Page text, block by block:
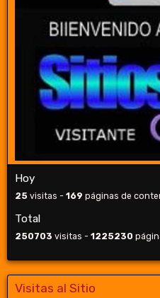
Hoy
25 visitas - 169 páginas de
Total
250703 visitas - 1225230
Visitas al Sitio